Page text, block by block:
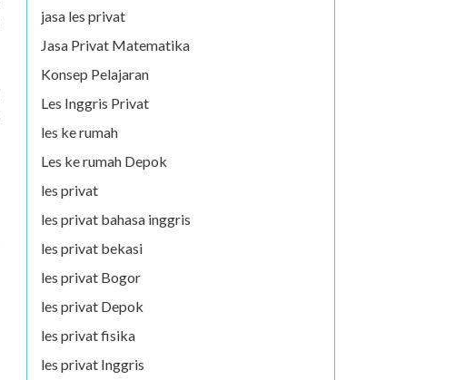
jasa les privat
Jasa Privat Matematika
Konsep Pelajaran
Les Inggris Privat
les ke rumah
Les ke rumah Depok
les privat
les privat bahasa inggris
les privat bekasi
les privat Bogor
les privat Depok
les privat fisika
les privat Inggris